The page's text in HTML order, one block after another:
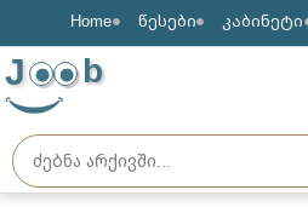
Home წესები კაბინეტი
J b